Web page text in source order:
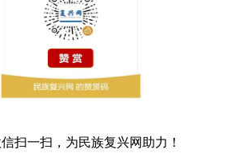
扫一扫，为民族复兴网助力！